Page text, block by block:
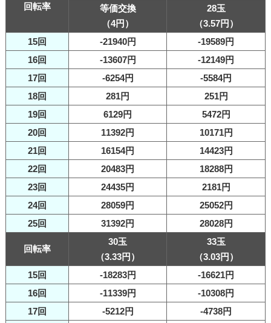
回転率
等価交換
（4円）
28玉
（3.57円）
15回
-21940円
-19589円
16回
-13607円
-12149円
17回
-6254円
-5584円
18回
281円
251円
19回
6129円
5472円
20回
11392円
10171円
21回
16154円
14423円
22回
20483円
18288円
23回
24435円
2181円
24回
28059円
25052円
25回
31392円 28028円
回転率
30玉
（3.33円）
33玉
（3.03円）
15回
-18283円
-16621円
16回
-11339円
-10308円
17回
-5212円
-4738円